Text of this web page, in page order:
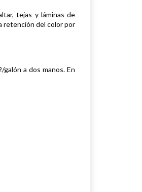
tejas y láminas de
retención del color por
a dos manos. En